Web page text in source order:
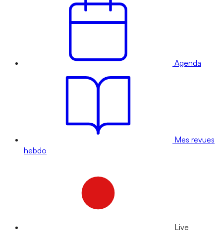
Agenda
Mes revues
hebdo
Live